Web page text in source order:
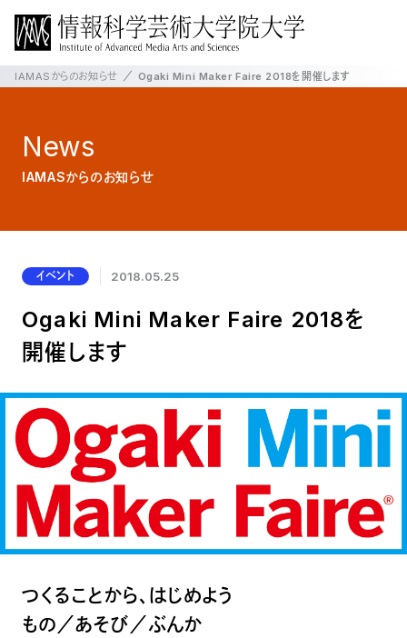
IAMASからのお知らせ Ogaki Mini Maker Faire 2018を開催します
News
IAMASからのお知らせ
イベント 2018.05.25
Ogaki Mini Maker Faire 2018を
開催します
つくることから、はじめよう
もの／あそび／ぶんか